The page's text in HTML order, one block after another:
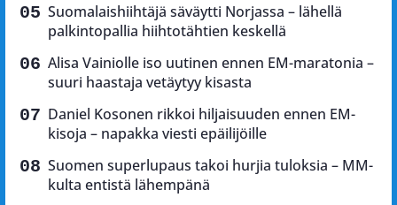
Suomalaishiihtäjä säväytti Norjassa – lähellä
palkintopallia hiihtotähtien keskellä
Alisa Vainiolle iso uutinen ennen EM-maratonia –
suuri haastaja vetäytyy kisasta
Daniel Kosonen rikkoi hiljaisuuden ennen EM-
kisoja – napakka viesti epäilijöille
Suomen superlupaus takoi hurjia tuloksia – MM-
kulta entistä lähempänä